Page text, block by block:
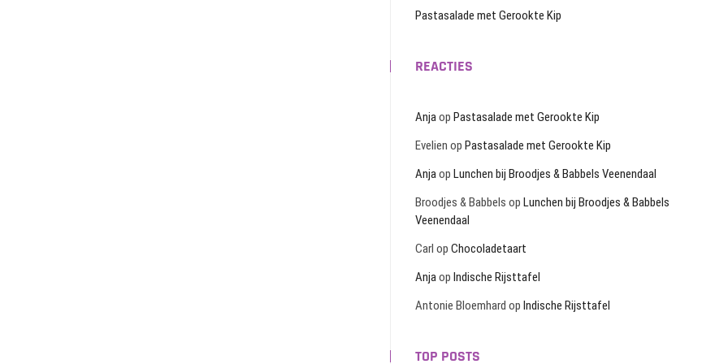
Pastasalade met Gerookte Kip
REACTIES
Anjaop Pastasalade met Gerookte Kip
Evelien op Pastasalade met Gerookte Kip
Anjaop Lunchen bij Broodjes & Babbels Veenendaal
Broodjes & Babbels op Lunchen bij Broodjes & Babbels
Veenendaal
Carl op Chocoladetaart
Anjaop Indische Rijsttafel
Antonie Bloemhard op Indische Rijsttafel
TOP POSTS